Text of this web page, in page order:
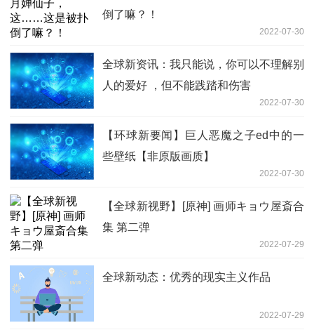
倒了嘛？！
2022-07-30
全球新资讯：我只能说，你可以不理解别
人的爱好 ，但不能践踏和伤害
2022-07-30
【环球新要闻】巨人恶魔之子ed中的一
些壁纸【非原版画质】
2022-07-30
【全球新视野】[原神] 画师キョウ屋斎合
集 第二弹
2022-07-29
全球新动态：优秀的现实主义作品
2022-07-29